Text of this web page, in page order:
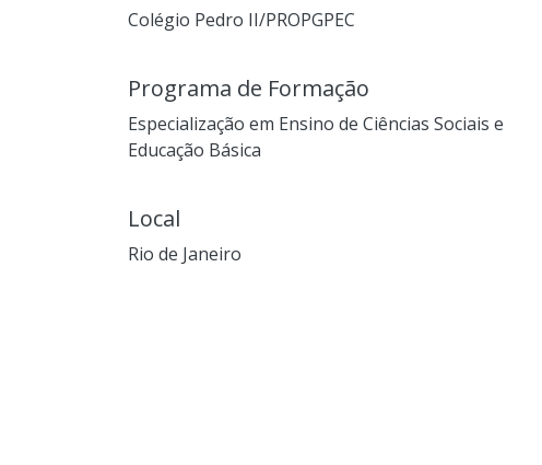
Colégio Pedro II/PROPGPEC
Programa de Formação
Especialização em Ensino de Ciências Sociais e
Educação Básica
Local
Rio de Janeiro